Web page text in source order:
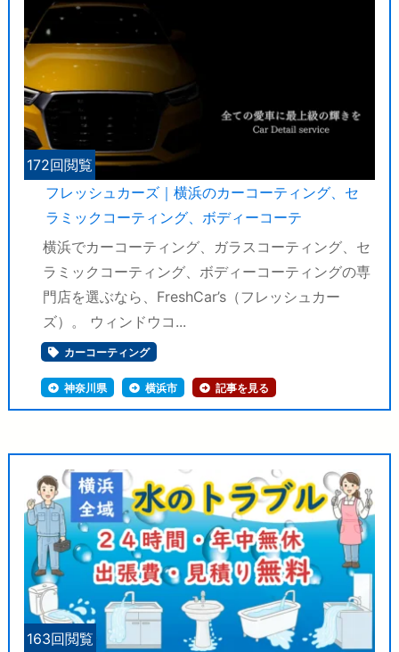
172回閲覧
フレッシュカーズ｜横浜のカーコーティング、セ
ラミックコーティング、ボディーコーテ
横浜でカーコーティング、ガラスコーティング、セ
ラミックコーティング、ボディーコーティングの専
門店を選ぶなら、FreshCar’s（フレッシュカー
ズ）。 ウィンドウコ...
カーコーティング
神奈川県 横浜市 記事を見る
163回閲覧